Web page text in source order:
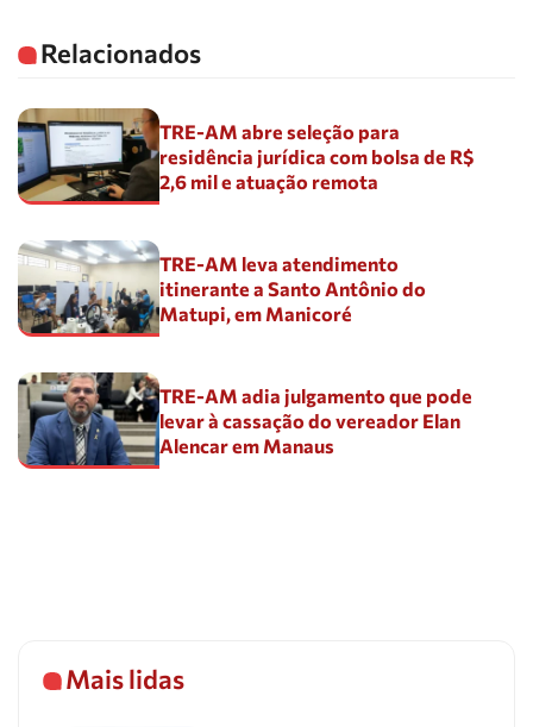
Relacionados
TRE-AM abre seleção para
residência jurídica com bolsa de R$
2,6 mil e atuação remota
TRE-AM leva atendimento
itinerante a Santo Antônio do
Matupi, em Manicoré
TRE-AM adia julgamento que pode
levar à cassação do vereador Elan
Alencar em Manaus
Mais lidas